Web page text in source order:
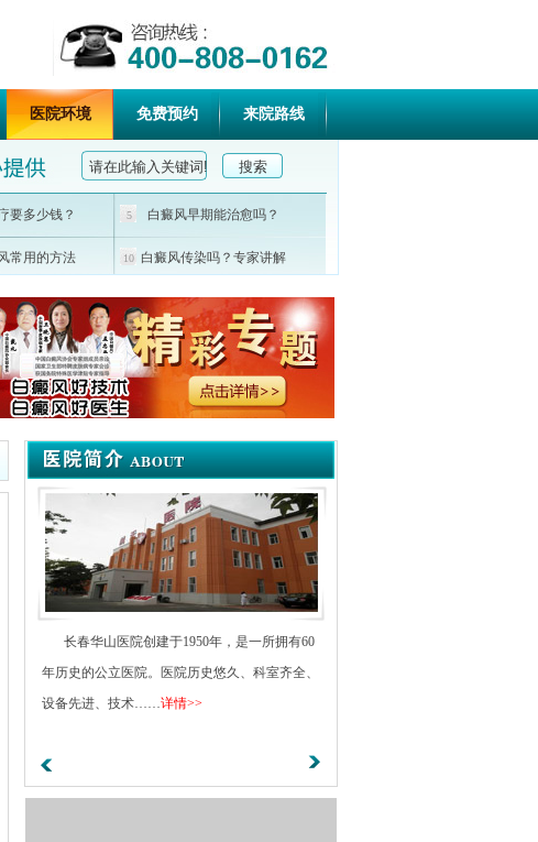
医院环境 免费预约 来院路线
要多少钱？ 5 白癜风早期能治愈吗？
常用的方法 10 白癜风传染吗？专家讲解
长春华山医院创建于1950年，是一所拥有60
年历史的公立医院。医院历史悠久、科室齐全、
设备先进、技术……详情>>